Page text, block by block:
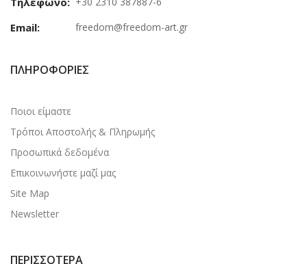
Email: freedom@freedom-art.gr
ΠΛΗΡΟΦΟΡΊΕΣ
Ποιοι είμαστε
Τρόποι Αποστολής & Πληρωμής
Προσωπικά δεδομένα
Επικοινωνήστε μαζί μας
Site Map
Newsletter
ΠΕΡΙΣΣΌΤΕΡΑ